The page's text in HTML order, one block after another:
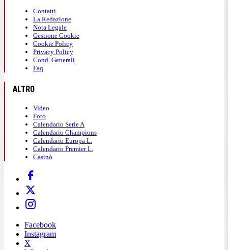
Contatti
La Redazione
Nota Legale
Gestione Cookie
Cookie Policy
Privacy Policy
Cond. Generali
Faq
ALTRO
Video
Foto
Calendario Serie A
Calendario Champions
Calendario Europa L.
Calendario Premier L.
Casinò
Facebook
Instagram
X